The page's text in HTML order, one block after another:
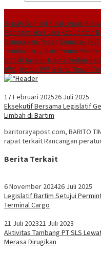
Bupati Samsul Rizal Lepas
Peringati Hari Jadi Kabupaten
Sampaikan Pesan Semarak
Zumba Party dan Promo
HST di Tangan Mama Deden
IWO, Ketua PWI Barito Timur:
17 Februari 202526 Juli 2025
Eksekutif Bersama Legislatif
Limbah di Bartim
baritorayapost.com, BARITO
rapat terkait Rancangan
Berita Terkait
6 November 202426 Juli 2025
Legislatif Bartim Setujui
Terminal Cargo
21 Juli 202321 Juli 2023
Aktivitas Tambang PT SLS
Merasa Dirugikan